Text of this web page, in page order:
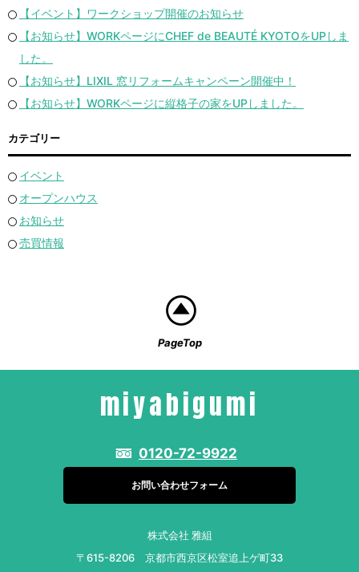
【イベント】ワークショップ開催のお知らせ
【お知らせ】WORKページにCHEF de BEAUTÉ KYOTOをUPしま
した。
【お知らせ】LIXIL 窓リフォームキャンペーン開催中！
【お知らせ】WORKページに縦格子の家をUPしました。
カテゴリー
イベント
オープンハウス
お知らせ
売買情報
PageTop
miyabigumi
0120-72-9922
お問い合わせフォーム
株式会社 雅組
〒615-8206 京都市西京区松室追上ゲ町33